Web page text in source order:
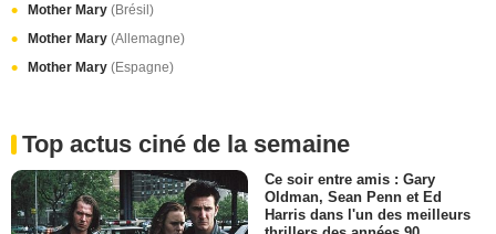
Mother Mary (Brésil)
Mother Mary (Allemagne)
Mother Mary (Espagne)
Top actus ciné de la semaine
Ce soir entre amis : Gary
Oldman, Sean Penn et Ed
Harris dans l'un des meilleurs